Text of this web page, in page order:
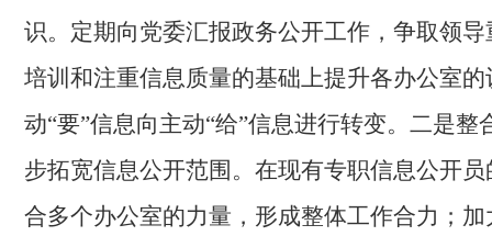
识。 定期向党委汇报政务公开工作，争取领
培训和注重信息质量的基础上提升各办公室
动“要”信息向主动“给”信息进行转变。 二是整
步拓宽信息公开范围。 在现有专职信息公开
合多个办公室的力量，形成整体工作合力；